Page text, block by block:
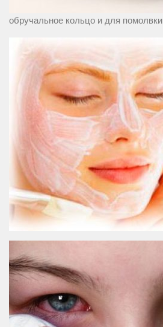
обручальное кольцо и для помолвки